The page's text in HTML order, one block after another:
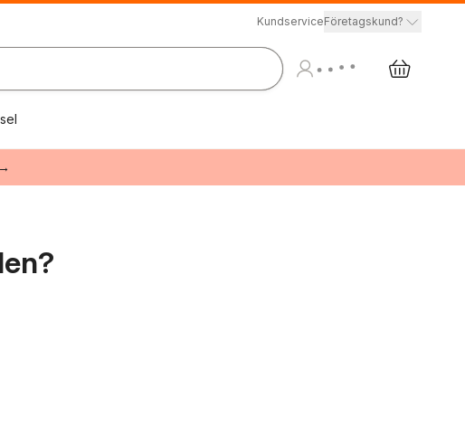
KundserviceFöretagskund?